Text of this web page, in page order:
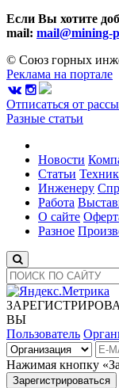
Если Вы хотите
mail: mail@mining-
© Союз горных
Реклама на портале
Отписаться от
Разные статьи
Новости
Статьи
Инженеру
Работа
О сайте
Разное
ВЫ
Пользователь
Нажимая кнопку
Зарегистрироваться